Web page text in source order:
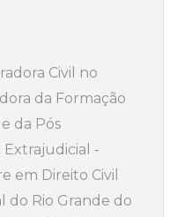
Civil no
da Formação
da Pós
Extrajudicial -
em Direito Civil
do Rio Grande do